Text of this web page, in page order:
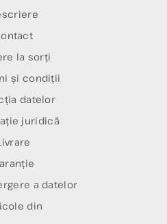
la sorți
și condiții
datelor
juridică
a datelor
din